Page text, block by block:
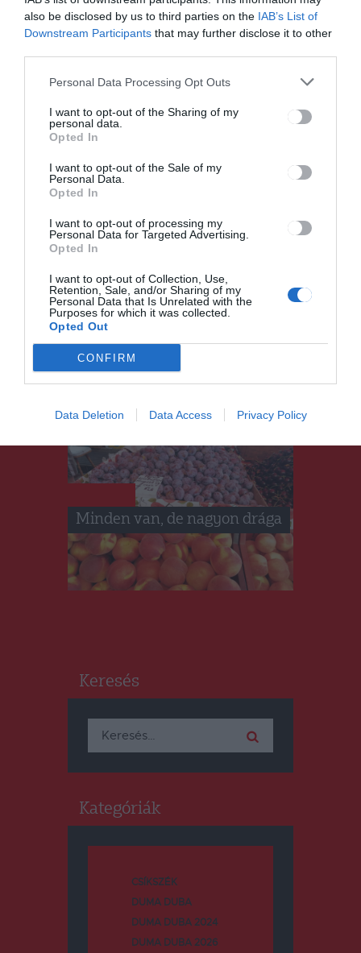
also be disclosed by us to third parties on the IAB’s List of
Downstream Participants that may further disclose it to other
Personal Data Processing Opt Outs
I want to opt-out of the Sharing of my
personal data.
Opted In
I want to opt-out of the Sale of my
Personal Data.
Opted In
I want to opt-out of processing my
Personal Data for Targeted Advertising.
Opted In
I want to opt-out of Collection, Use,
Retention, Sale, and/or Sharing of my
Personal Data that Is Unrelated with the
Purposes for which it was collected.
Opted Out
CONFIRM
Data Deletion Data Access Privacy Policy
navigáció
Letette a
hivatali
miniszter
Megnyitottá
k a
ntmiklóson,
Ez is érdekelheti
HÍRLISTA
Európában is megjelent az új
vírusvariáns
Minden van, de nagyon drága
Keresés
Keresés:
Kategóriák
CSÍKSZÉK
DUMA DUBA
DUMA DUBA 2024
DUMA DUBA 2026